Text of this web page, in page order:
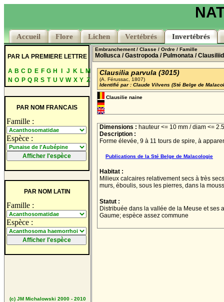
Accueil Flore Lichen Vertébrés Invertébrés
Accueil Flore Lichen Vertébrés Invertébrés
PAR LA PREMIERE LETTRE
A B C D E F G H J K L M
N O P Q R S T U V W X Y Z
PAR NOM FRANCAIS
Famille :
Espèce :
PAR NOM LATIN
Famille :
Espèce :
(c) JM Michalowski 2000 - 2010
Embranchement/ Classe / Ordre / Famille
Mollusca / Gastropoda / Pulmonata /
Clausilia parvula (3015)
(A. Férussac, 1807)
Identifié par : Claude Vilvens (Sté Belge de
Clausilie naine
Dimensions : hauteur <= 10 mm / diam <=
Description :
Forme élevée, 9 à 11 tours de spire, à
Publications de la Sté Belge de Malacologie
Habitat :
Milieux calcaires relativement secs à très
murs, éboulis, sous les pierres, dans la
Statut :
Distribuée dans la vallée de la Meuse et ses
Gaume; espèce assez commune